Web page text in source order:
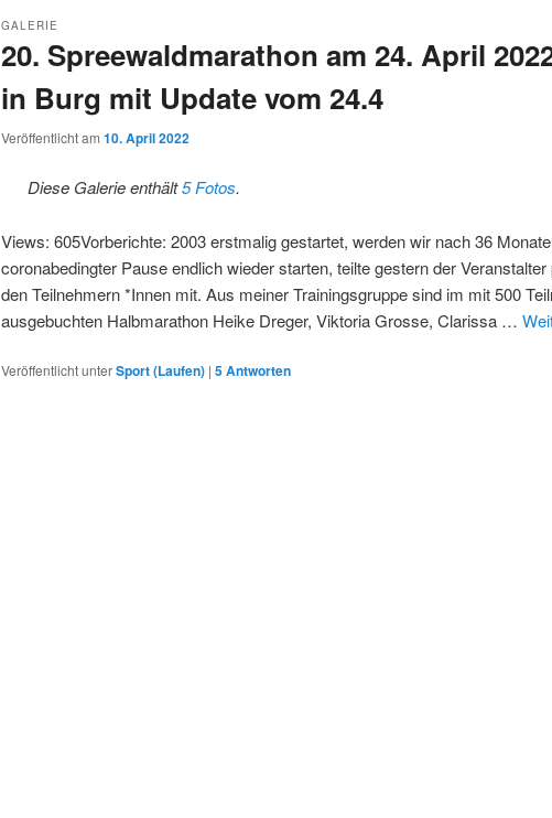
20. Spreewaldmarathon am 24. April
in Burg mit Update vom 24.4
GALERIE
Veröffentlicht am 10. April 2022
Diese Galerie enthält5 Fotos.
Views: 605Vorberichte: 2003 erstmalig gestartet, werden wir nach 36
coronabedingter Pause endlich wieder starten, teilte gestern der
den Teilnehmern *Innen mit. Aus meiner Trainingsgruppe sind im mit 500
ausgebuchten Halbmarathon Heike Dreger, Viktoria Grosse, Clarissa …
Veröffentlicht unterSport (Laufen) | 5Antworten